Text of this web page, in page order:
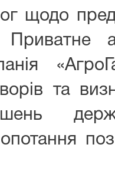
щодо
Приватне
та